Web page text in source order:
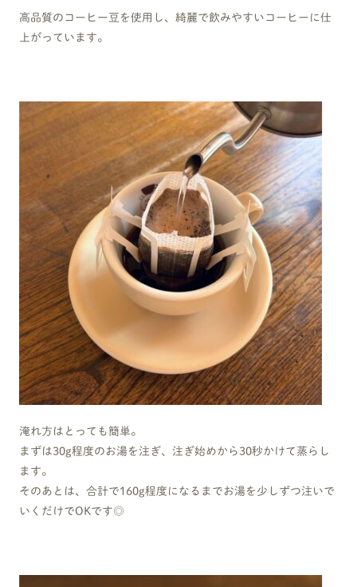
高品質のコーヒー豆を使用し、綺麗で飲みやすいコーヒーに仕
上がっています。
淹れ方はとっても簡単。
まずは30g程度のお湯を注ぎ、注ぎ始めから30秒かけて蒸らし
ます。
そのあとは、合計で160g程度になるまでお湯を少しずつ注いで
いくだけでOKです◎